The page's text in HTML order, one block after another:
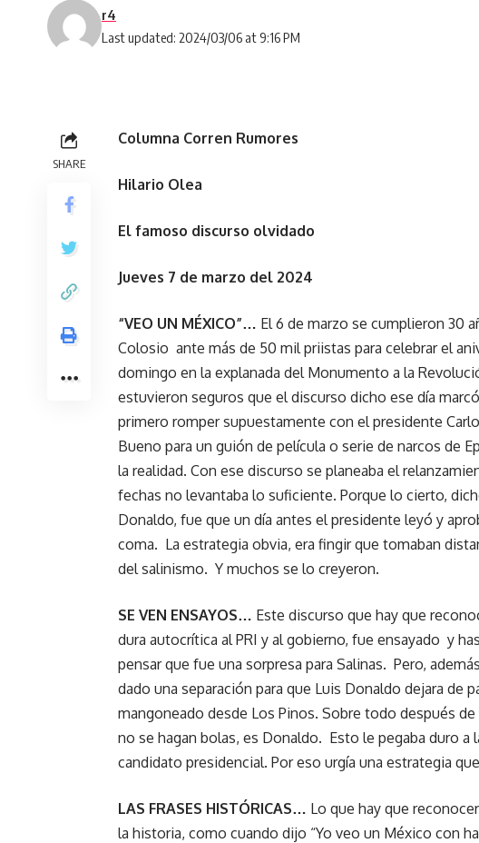
Last updated: 2024/03/06 at 9:16 PM
r4
SHARE
Columna Corren Rumores
Hilario Olea
El famoso discurso olvidado
Jueves 7 de marzo del 2024
“VEO UN MÉXICO”… El 6 de marzo se cumplieron 30
Colosio ante más de 50 mil priistas para celebrar el
domingo en la explanada del Monumento a la
estuvieron seguros que el discurso dicho ese día
primero romper supuestamente con el presidente
Bueno para un guión de película o serie de narcos de
la realidad. Con ese discurso se planeaba el
fechas no levantaba lo suficiente. Porque lo cierto,
Donaldo, fue que un día antes el presidente leyó y
coma. La estrategia obvia, era fingir que tomaban
del salinismo. Y muchos se lo creyeron.
SE VEN ENSAYOS… Este discurso que hay que
dura autocrítica al PRI y al gobierno, fue ensayado y
pensar que fue una sorpresa para Salinas. Pero,
dado una separación para que Luis Donaldo dejara de
mangoneado desde Los Pinos. Sobre todo después
no se hagan bolas, es Donaldo. Esto le pegaba duro
candidato presidencial. Por eso urgía una estrategia
LAS FRASES HISTÓRICAS… Lo que hay que
la historia, como cuando dijo “Yo veo un México con